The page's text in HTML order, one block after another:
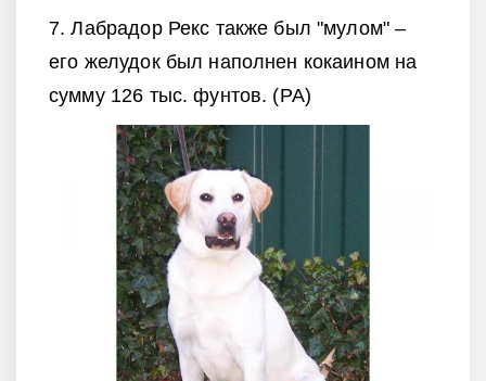
7. Лабрадор Рекс также был "мулом" –
его желудок был наполнен кокаином на
сумму 126 тыс. фунтов. (РА)